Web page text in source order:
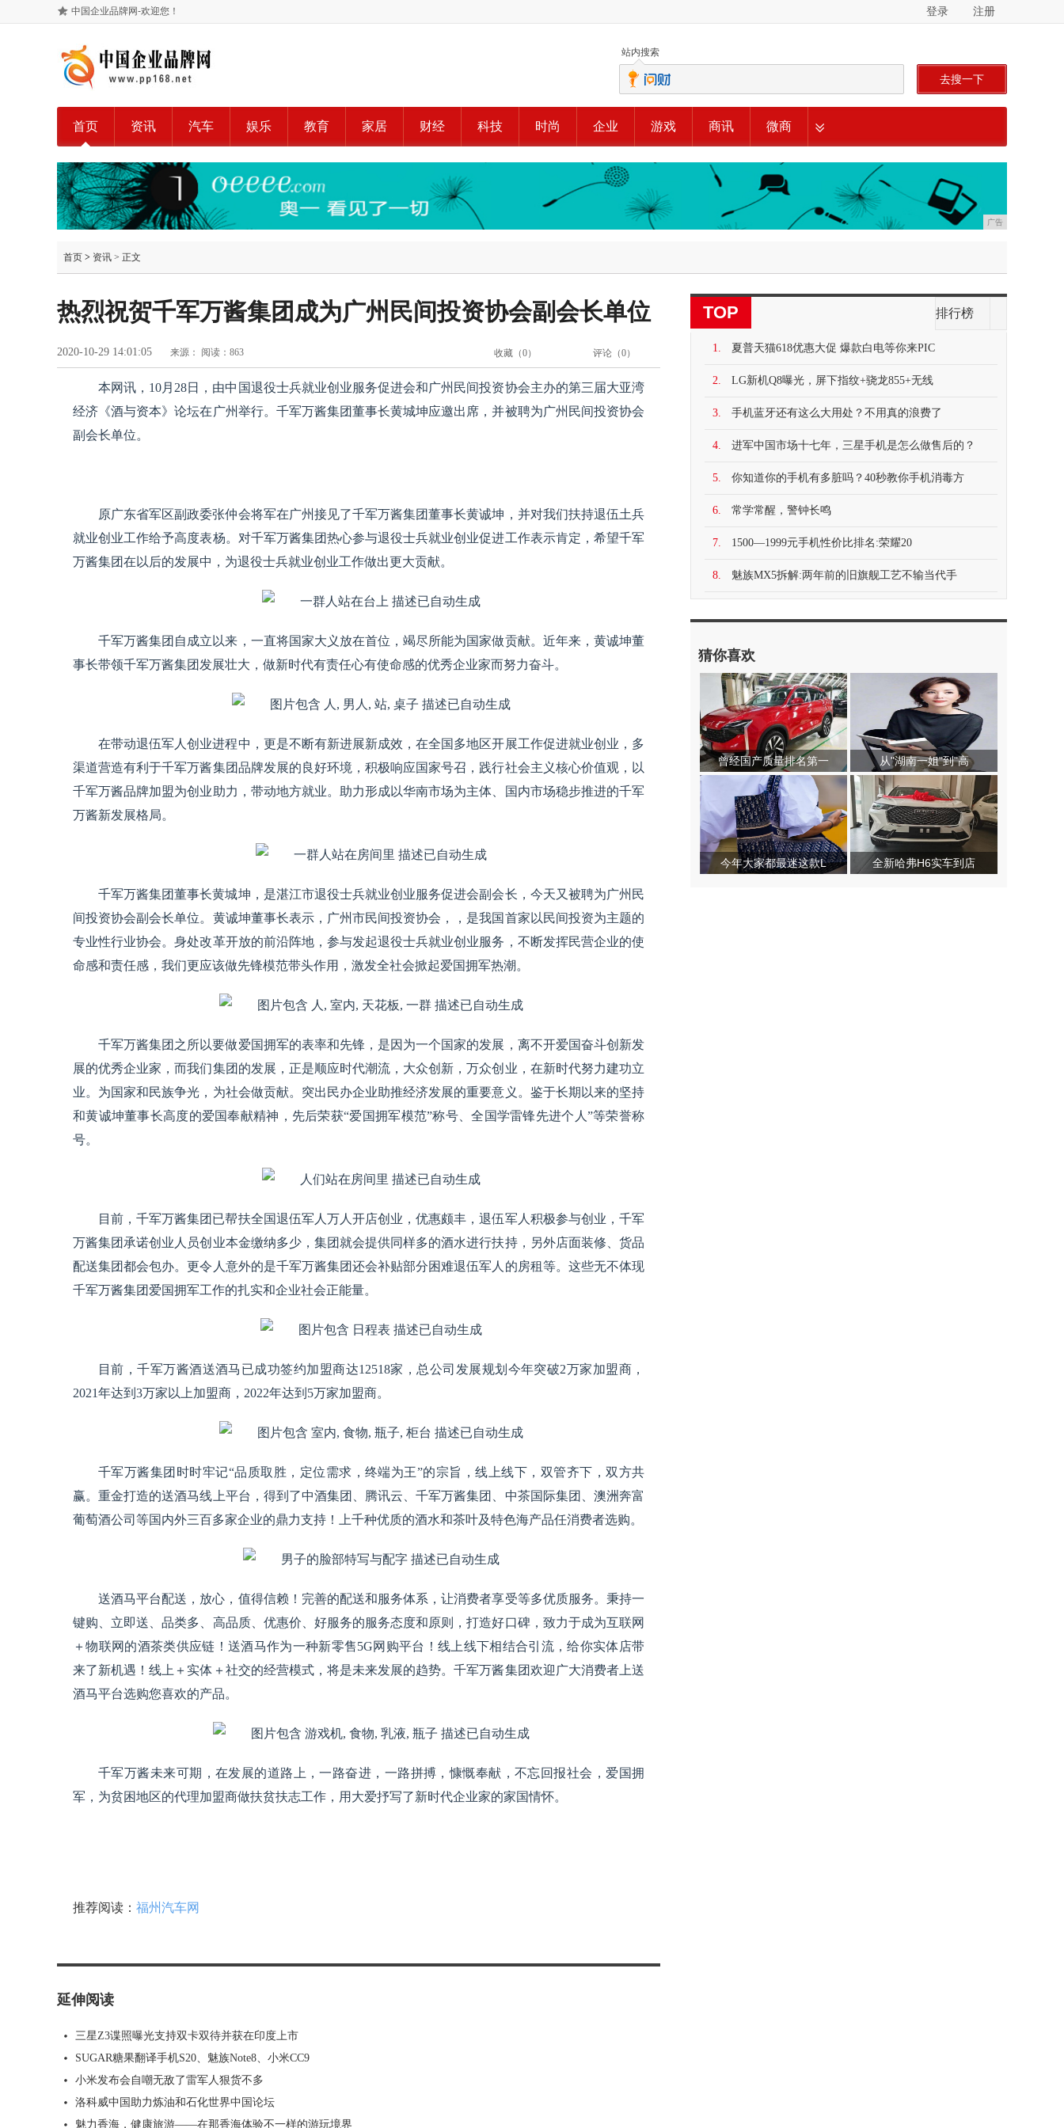
中国企业品牌网-欢迎您！ 登录 注册
站内搜索
去搜一下
首页 资讯 汽车 娱乐 教育 家居 财经 科技 时尚 企业 游戏 商讯 微商
广告
首页 > 资讯 > 正文
热烈祝贺千军万酱集团成为广州民间投资协会副会长单位
2020-10-29 14:01:05 来源： 阅读：863 评论（0）
收藏（0）
本网讯，10月28日，由中国退役士兵就业创业服务促进会和广州民间投资协会主办的第三届大亚湾
经济《酒与资本》论坛在广州举行。千军万酱集团董事长黄城坤应邀出席，并被聘为广州民间投资协会
副会长单位。
原广东省军区副政委张仲会将军在广州接见了千军万酱集团董事长黄诚坤，并对我们扶持退伍土兵
就业创业工作给予高度表杨。对千军万酱集团热心参与退役士兵就业创业促进工作表示肯定，希望千军
万酱集团在以后的发展中，为退役士兵就业创业工作做出更大贡献。
千军万酱集团自成立以来，一直将国家大义放在首位，竭尽所能为国家做贡献。近年来，黄诚坤董
事长带领千军万酱集团发展壮大，做新时代有责任心有使命感的优秀企业家而努力奋斗。
在带动退伍军人创业进程中，更是不断有新进展新成效，在全国多地区开展工作促进就业创业，多
渠道营造有利于千军万酱集团品牌发展的良好环境，积极响应国家号召，践行社会主义核心价值观，以
千军万酱品牌加盟为创业助力，带动地方就业。助力形成以华南市场为主体、国内市场稳步推进的千军
万酱新发展格局。
千军万酱集团董事长黄城坤，是湛江市退役士兵就业创业服务促进会副会长，今天又被聘为广州民
间投资协会副会长单位。黄诚坤董事长表示，广州市民间投资协会，，是我国首家以民间投资为主题的
专业性行业协会。身处改革开放的前沿阵地，参与发起退役士兵就业创业服务，不断发挥民营企业的使
命感和责任感，我们更应该做先锋模范带头作用，激发全社会掀起爱国拥军热潮。
千军万酱集团之所以要做爱国拥军的表率和先锋，是因为一个国家的发展，离不开爱国奋斗创新发
展的优秀企业家，而我们集团的发展，正是顺应时代潮流，大众创新，万众创业，在新时代努力建功立
业。为国家和民族争光，为社会做贡献。突出民办企业助推经济发展的重要意义。鉴于长期以来的坚持
和黄诚坤董事长高度的爱国奉献精神，先后荣获“爱国拥军模范”称号、全国学雷锋先进个人”等荣誉称
号。
目前，千军万酱集团已帮扶全国退伍军人万人开店创业，优惠颇丰，退伍军人积极参与创业，千军
万酱集团承诺创业人员创业本金缴纳多少，集团就会提供同样多的酒水进行扶持，另外店面装修、货品
配送集团都会包办。更令人意外的是千军万酱集团还会补贴部分困难退伍军人的房租等。这些无不体现
千军万酱集团爱国拥军工作的扎实和企业社会正能量。
目前，千军万酱酒送酒马已成功签约加盟商达12518家，总公司发展规划今年突破2万家加盟商，
2021年达到3万家以上加盟商，2022年达到5万家加盟商。
千军万酱集团时时牢记“品质取胜，定位需求，终端为王”的宗旨，线上线下，双管齐下，双方共
赢。重金打造的送酒马线上平台，得到了中酒集团、腾讯云、千军万酱集团、中茶国际集团、澳洲奔富
葡萄酒公司等国内外三百多家企业的鼎力支持！上千种优质的酒水和茶叶及特色海产品任消费者选购。
送酒马平台配送，放心，值得信赖！完善的配送和服务体系，让消费者享受等多优质服务。秉持一
键购、立即送、品类多、高品质、优惠价、好服务的服务态度和原则，打造好口碑，致力于成为互联网
＋物联网的酒茶类供应链！送酒马作为一种新零售5G网购平台！线上线下相结合引流，给你实体店带
来了新机遇！线上＋实体＋社交的经营模式，将是未来发展的趋势。千军万酱集团欢迎广大消费者上送
酒马平台选购您喜欢的产品。
千军万酱未来可期，在发展的道路上，一路奋进，一路拼搏，慷慨奉献，不忘回报社会，爱国拥
军，为贫困地区的代理加盟商做扶贫扶志工作，用大爱抒写了新时代企业家的家国情怀。
推荐阅读： 福州汽车网
延伸阅读
三星Z3谍照曝光支持双卡双待并获在印度上市
SUGAR糖果翻译手机S20、魅族Note8、小米CC9
小米发布会自嘲无敌了雷军人狠货不多
洛科威中国助力炼油和石化世界中国论坛
魅力香海，健康旅游——在那香海体验不一样的游玩境界
TOP 排行榜
1. 夏普天猫618优惠大促 爆款白电等你来PIC
2. LG新机Q8曝光，屏下指纹+骁龙855+无线
3. 手机蓝牙还有这么大用处？不用真的浪费了
4. 进军中国市场十七年，三星手机是怎么做售后的？
5. 你知道你的手机有多脏吗？40秒教你手机消毒方
6. 常学常醒，警钟长鸣
7. 1500—1999元手机性价比排名:荣耀20
8. 魅族MX5拆解:两年前的旧旗舰工艺不输当代手
猜你喜欢
曾经国产质量排名第一 从"湖南一姐"到"高
今年大家都最迷这款L 全新哈弗H6实车到店